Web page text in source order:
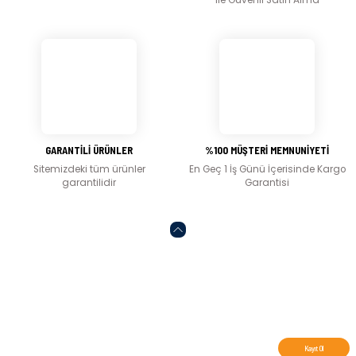
GARANTİLİ ÜRÜNLER
Sitemizdeki tüm ürünler
garantilidir
%100 MÜŞTERİ MEMNUNİYETİ
En Geç 1 İş Günü İçerisinde Kargo
Garantisi
Kayıt Ol